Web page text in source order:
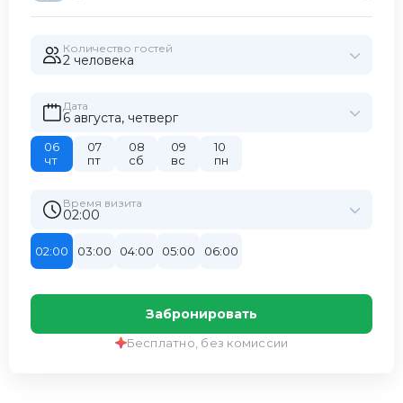
Количество гостей
2 человекa
Дата
6 августа, четверг
06
чт
07
пт
08
сб
09
вс
10
пн
Время визита
02:00
02:00 03:00 04:00 05:00 06:00
Забронировать
Бесплатно, без комиссии